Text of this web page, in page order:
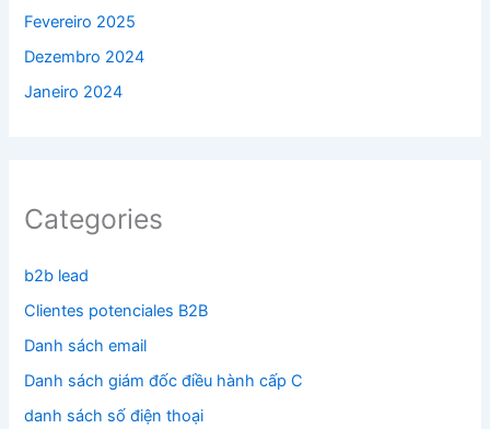
Fevereiro 2025
Dezembro 2024
Janeiro 2024
Categories
b2b lead
Clientes potenciales B2B
Danh sách email
Danh sách giám đốc điều hành cấp C
danh sách số điện thoại